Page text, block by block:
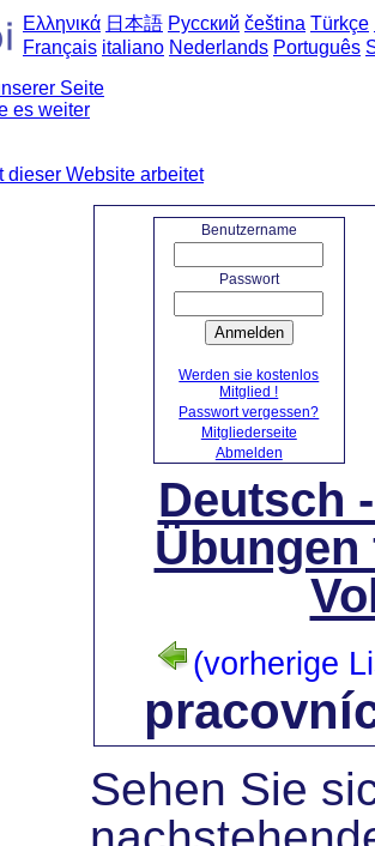
Ελληνικά 日本語 Русский čeština Türkçe
Français italiano Nederlands Português
Seite
es weiter
dieser Website arbeitet
Benutzername
Passwort
Anmelden
Werden sie kostenlos
Mitglied !
Passwort vergessen?
Mitgliederseite
Abmelden
Deutsch
Übungen
(vorherige
Sehen Sie